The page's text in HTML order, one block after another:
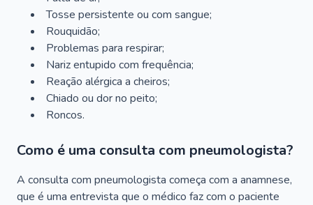
Tosse persistente ou com sangue;
Rouquidão;
Problemas para respirar;
Nariz entupido com frequência;
Reação alérgica a cheiros;
Chiado ou dor no peito;
Roncos.
Como é uma consulta com pneumologista?
A consulta com pneumologista começa com a anamnese,
que é uma entrevista que o médico faz com o paciente